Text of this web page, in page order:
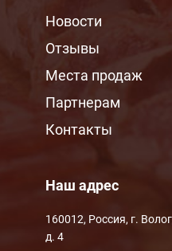
МЕНЮ
Новости
Отзывы
Места продаж
Партнерам
Контакты
Наш адрес
160012, Россия, г.
д. 4